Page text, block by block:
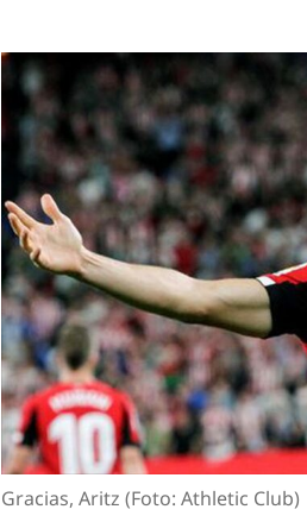
Gracias, Aritz (Foto: Athletic Club)